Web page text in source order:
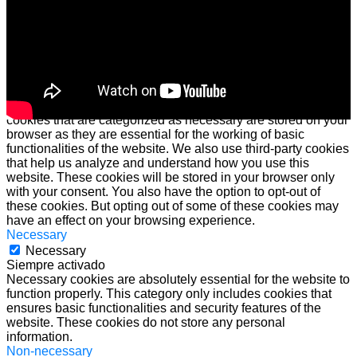
This website uses cookies to improve your experience while
you navigate through the website. Out of these cookies, the
cookies that are categorized as necessary are stored on your
browser as they are essential for the working of basic
functionalities of the website. We also use third-party cookies
that help us analyze and understand how you use this
website. These cookies will be stored in your browser only
with your consent. You also have the option to opt-out of
these cookies. But opting out of some of these cookies may
have an effect on your browsing experience.
Necessary
Necessary
Siempre activado
Necessary cookies are absolutely essential for the website to
function properly. This category only includes cookies that
ensures basic functionalities and security features of the
website. These cookies do not store any personal
information.
Non-necessary